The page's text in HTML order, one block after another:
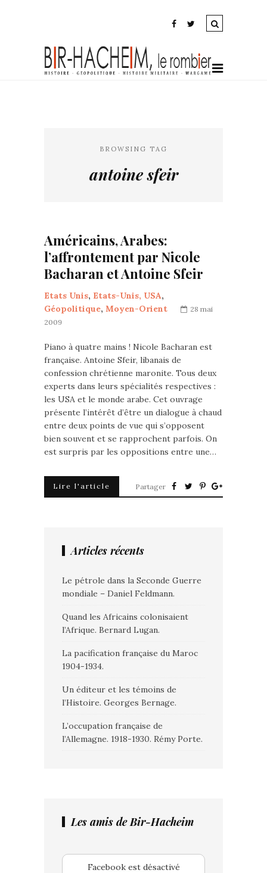
BROWSING TAG
antoine sfeir
Américains, Arabes:
l’affrontement par Nicole
Bacharan et Antoine Sfeir
Etats Unis, Etats-Unis, USA,
Géopolitique, Moyen-Orient
28 mai
2009
Piano à quatre mains ! Nicole Bacharan est
française. Antoine Sfeir, libanais de
confession chrétienne maronite. Tous deux
experts dans leurs spécialités respectives :
les USA et le monde arabe. Cet ouvrage
présente l’intérêt d’être un dialogue à chaud
entre deux points de vue qui s’opposent
bien souvent et se rapprochent parfois. On
est surpris par les oppositions entre une…
Lire l'article Partager
Articles récents
Le pétrole dans la Seconde Guerre
mondiale – Daniel Feldmann.
Quand les Africains colonisaient
l’Afrique. Bernard Lugan.
La pacification française du Maroc
1904-1934.
Un éditeur et les témoins de
l’Histoire. Georges Bernage.
L’occupation française de
l’Allemagne. 1918-1930. Rémy Porte.
Les amis de Bir-Hacheim
Facebook est désactivé